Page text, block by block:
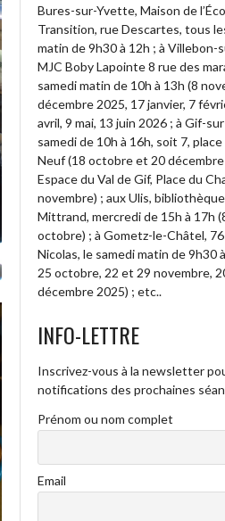
Bures-sur-Yvette, Maison de
Transition, rue Descartes, tous
matin de 9h30 à 12h ; à Villebon-
MJC Boby Lapointe 8 rue des
samedi matin de 10h à 13h (8
décembre 2025, 17 janvier, 7
avril, 9 mai, 13 juin 2026 ; à Gif-
samedi de 10h à 16h, soit 7,
Neuf (18 octobre et 20
Espace du Val de Gif, Place du
novembre) ; aux Ulis,
Mittrand, mercredi de 15h à 17h
octobre) ; à Gometz-le-Châtel,
Nicolas, le samedi matin de 9h30
25 octobre, 22 et 29 novembre,
décembre 2025) ; etc..
INFO-LETTRE
Inscrivez-vous à la newsletter
notifications des prochaines
Prénom ou nom complet
Email